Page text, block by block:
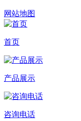
网站地图
首页
产品展示
咨询电话